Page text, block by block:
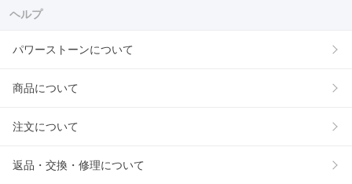
ヘルプ
パワーストーンについて
商品について
注文について
返品・交換・修理について